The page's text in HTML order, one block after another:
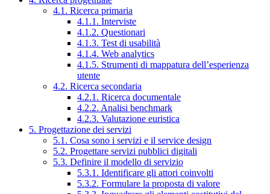
4.1. Ricerca primaria
4.1.1. Interviste
4.1.2. Questionari
4.1.3. Test di usabilità
4.1.4. Web analytics
4.1.5. Strumenti di mappatura dell’esperienza
utente
4.2. Ricerca secondaria
4.2.1. Ricerca documentale
4.2.2. Analisi benchmark
4.2.3. Valutazione euristica
5. Progettazione dei servizi
5.1. Cosa sono i servizi e il service design
5.2. Progettare servizi pubblici digitali
5.3. Definire il modello di servizio
5.3.1. Identificare gli attori coinvolti
5.3.2. Formulare la proposta di valore